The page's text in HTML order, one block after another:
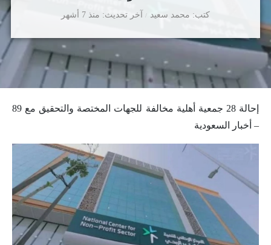
كتب محمد سعيد آخر تحديث منذ 7 أشهر
إحالة 28 جمعية أهلية مخالفة للجهات المختصة والتحقيق مع 89
– أخبار السعودية